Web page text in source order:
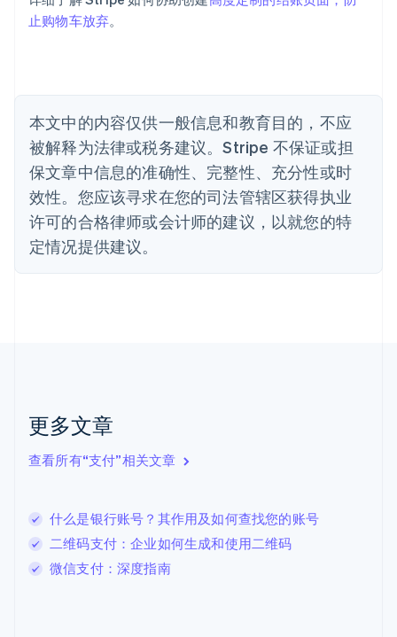
止购物车放弃。
本文中的内容仅供一般信息和教育目的，不应
被解释为法律或税务建议。Stripe 不保证或担
保文章中信息的准确性、完整性、充分性或时
效性。您应该寻求在您的司法管辖区获得执业
许可的合格律师或会计师的建议，以就您的特
定情况提供建议。
更多文章
查看所有“支付”相关文章
什么是银行账号？其作用及如何查找您的账号
二维码支付：企业如何生成和使用二维码
微信支付：深度指南
Português
保加利亚
English
丹麦
English
德国
DeutschEnglish
法国
FrançaisEnglish
芬兰
EnglishSvenska
English Italiano
拉脱维亚
立陶宛
DeutschEnglish
卢森堡
Français Deutsch English
罗马尼亚